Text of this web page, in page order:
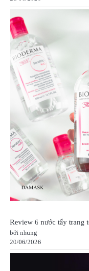
Review 6 nước tẩy trang
bởi nhung
20/06/2026